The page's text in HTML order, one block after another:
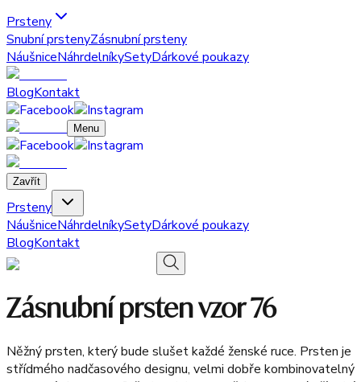
Prsteny
Snubní prstenyZásnubní prsteny
NáušniceNáhrdelníkySetyDárkové poukazy
BlogKontakt
Menu
Zavřít
Prsteny
NáušniceNáhrdelníkySetyDárkové poukazy
BlogKontakt
Zásnubní prsten vzor 76
Něžný prsten, který bude slušet každé ženské ruce. Prsten je
střídmého nadčasového designu, velmi dobře kombinovatelný